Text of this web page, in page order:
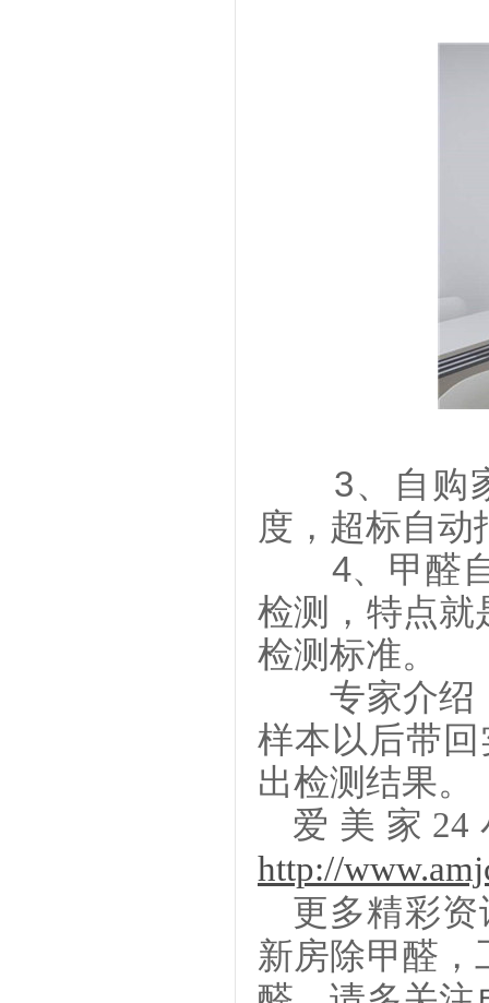
3、自购家
度，超标自动
4、甲醛自
检测，特点就
检测标准。
专家介绍，
样本以后带
出检测结果。
爱美家
http://
更多精彩资
新房除甲醛 ，